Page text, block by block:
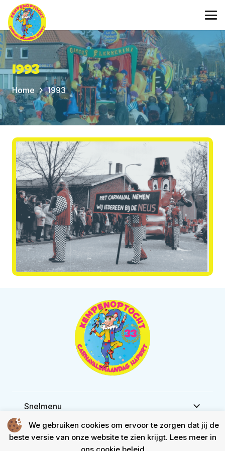
We gebruiken cookies om ervoor te zorgen dat jij de
beste versie van onze website te zien krijgt. Lees meer in
1993
Home 1993
Snelmenu
Waar en wanneer